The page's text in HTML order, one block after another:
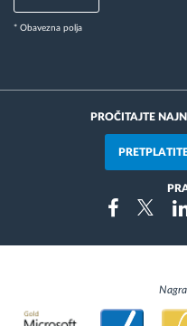
* Obavezna polja
PROČITAJTE
FacebookTwitter